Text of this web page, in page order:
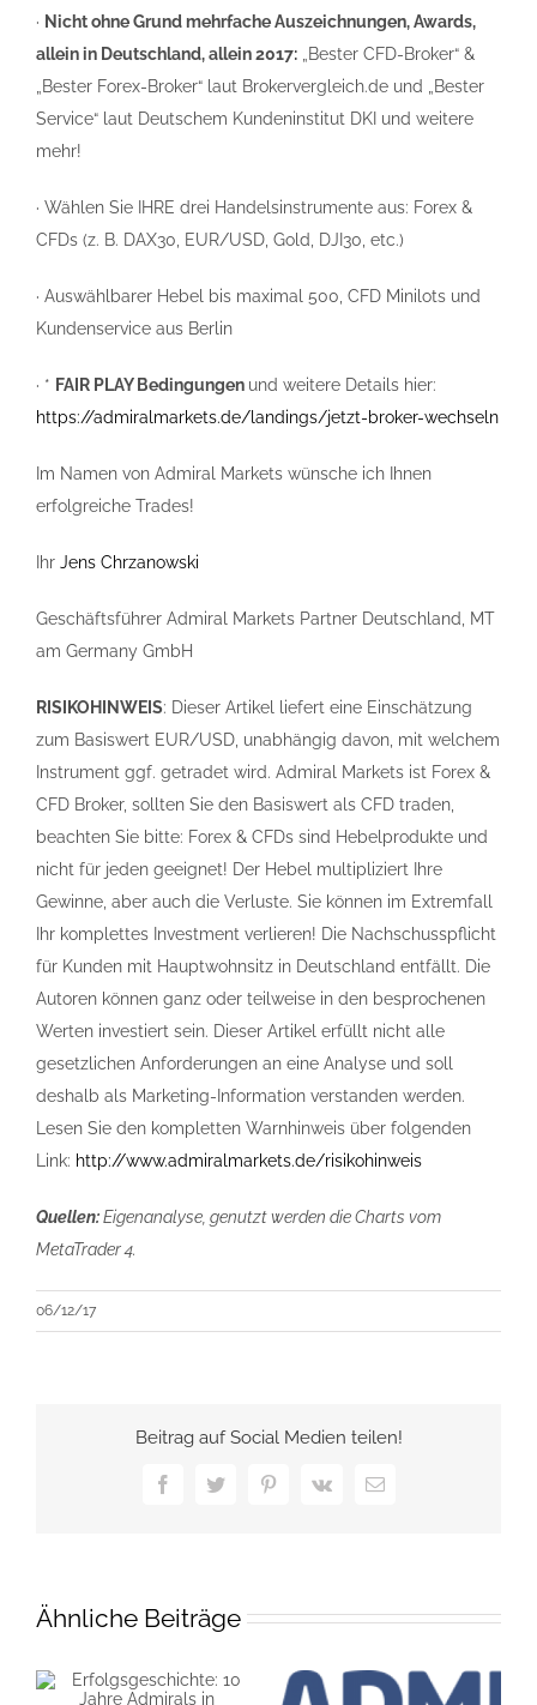
· Nicht ohne Grund mehrfache Auszeichnungen, Awards,
allein in Deutschland, allein 2017: „Bester CFD-Broker“ &
„Bester Forex-Broker“ laut Brokervergleich.de und „Bester
Service“ laut Deutschem Kundeninstitut DKI und weitere
mehr!
· Wählen Sie IHRE drei Handelsinstrumente aus: Forex &
CFDs (z. B. DAX30, EUR/USD, Gold, DJI30, etc.)
· Auswählbarer Hebel bis maximal 500, CFD Minilots und
Kundenservice aus Berlin
· * FAIR PLAY Bedingungen und weitere Details hier:
https://admiralmarkets.de/landings/jetzt-broker-wechseln
Im Namen von Admiral Markets wünsche ich Ihnen
erfolgreiche Trades!
Ihr Jens Chrzanowski
Geschäftsführer Admiral Markets Partner Deutschland, MT
am Germany GmbH
RISIKOHINWEIS: Dieser Artikel liefert eine Einschätzung
zum Basiswert EUR/USD, unabhängig davon, mit welchem
Instrument ggf. getradet wird. Admiral Markets ist Forex &
CFD Broker, sollten Sie den Basiswert als CFD traden,
beachten Sie bitte: Forex & CFDs sind Hebelprodukte und
nicht für jeden geeignet! Der Hebel multipliziert Ihre
Gewinne, aber auch die Verluste. Sie können im Extremfall
Ihr komplettes Investment verlieren! Die Nachschusspflicht
für Kunden mit Hauptwohnsitz in Deutschland entfällt. Die
Autoren können ganz oder teilweise in den besprochenen
Werten investiert sein. Dieser Artikel erfüllt nicht alle
gesetzlichen Anforderungen an eine Analyse und soll
deshalb als Marketing-Information verstanden werden.
Lesen Sie den kompletten Warnhinweis über folgenden
Link: http://www.admiralmarkets.de/risikohinweis
Quellen:Eigenanalyse, genutzt werden die Charts vom
MetaTrader 4.
06/12/17
Beitrag auf Social Medien teilen!
FacebookTwitterPinterest
Vk
E-
Ähnliche Beiträge